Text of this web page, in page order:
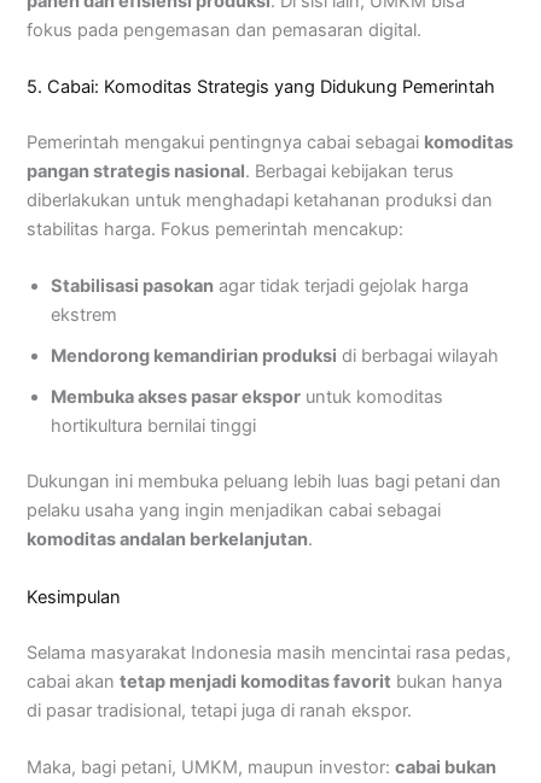
fokus pada pengemasan dan pemasaran digital.
5. Cabai: Komoditas Strategis yang Didukung Pemerintah
Pemerintah mengakui pentingnya cabai sebagai komoditas
pangan strategis nasional. Berbagai kebijakan terus
diberlakukan untuk menghadapi ketahanan produksi dan
stabilitas harga. Fokus pemerintah mencakup:
Stabilisasi pasokan agar tidak terjadi gejolak harga
ekstrem
Mendorong kemandirian produksi di berbagai wilayah
Membuka akses pasar ekspor untuk komoditas
hortikultura bernilai tinggi
Dukungan ini membuka peluang lebih luas bagi petani dan
pelaku usaha yang ingin menjadikan cabai sebagai
komoditas andalan berkelanjutan.
Kesimpulan
Selama masyarakat Indonesia masih mencintai rasa pedas,
cabai akantetap menjadi komoditas favorit bukan hanya
di pasar tradisional, tetapi juga di ranah ekspor.
Maka, bagi petani, UMKM, maupun investor:cabai bukan